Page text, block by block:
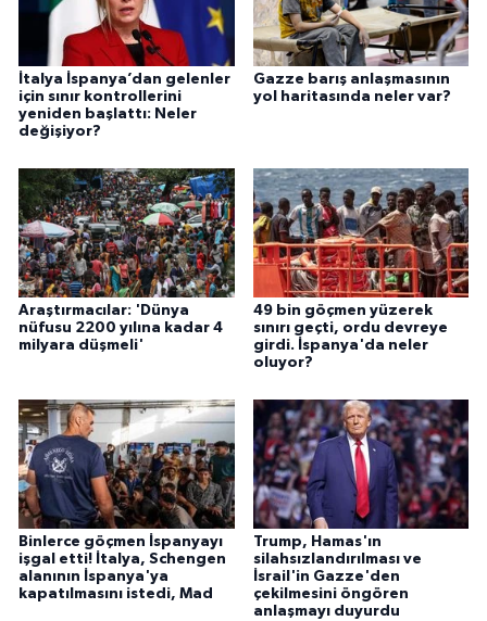
İtalya İspanya’dan gelenler
için sınır kontrollerini
yeniden başlattı: Neler
değişiyor?
Gazze barış anlaşmasının
yol haritasında neler var?
Araştırmacılar: 'Dünya
nüfusu 2200 yılına kadar 4
milyara düşmeli'
49 bin göçmen yüzerek
sınırı geçti, ordu devreye
girdi. İspanya'da neler
oluyor?
Binlerce göçmen İspanyayı
işgal etti! İtalya, Schengen
alanının İspanya'ya
kapatılmasını istedi, Mad
Trump, Hamas'ın
silahsızlandırılması ve
İsrail'in Gazze'den
çekilmesini öngören
anlaşmayı duyurdu